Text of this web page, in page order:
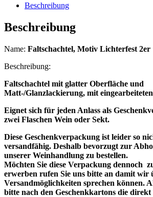
Beschreibung
Beschreibung
Name: Faltschachtel, Motiv Lichterfest 2er
Beschreibung:
Faltschachtel mit glatter Oberfläche und
Matt-/Glanzlackierung, mit
Eignet sich für jeden Anlass als
zwei Flaschen Wein oder Sekt.
Diese Geschenkverpackung ist leider so
versandfähig. Deshalb bevorzugt zur
unserer Weinhandlung zu bestellen.
Möchten Sie diese Verpackung dennoch
erwerben rufen Sie uns bitte an damit wir
Versandmöglichkeiten sprechen können.
bitte nach den Geschenkkartons die